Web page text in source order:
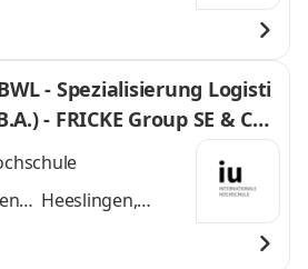
- Spezialisierung Logisti
- FRICKE Group SE & Co.
Heeslingen,